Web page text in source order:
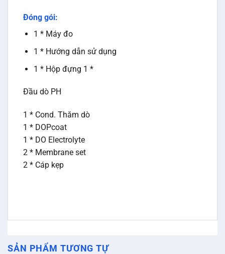
Đóng gói:
1 * Máy đo
1 * Hướng dẫn sử dụng
1 * Hộp đựng 1 *
Đầu dò PH
1 * Cond. Thăm dò
1 * DOPcoat
1 * DO Electrolyte
2 * Membrane set
2 * Cáp kẹp
SẢN PHẨM TƯƠNG TỰ